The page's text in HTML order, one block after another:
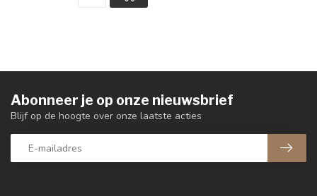
Abonneer je op onze nieuwsbrief
Blijf op de hoogte over onze laatste acties